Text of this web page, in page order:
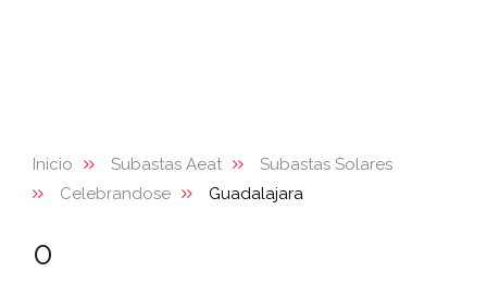
Inicio Subastas Aeat
Subastas Solares
Celebrandose
Guadalajara
0